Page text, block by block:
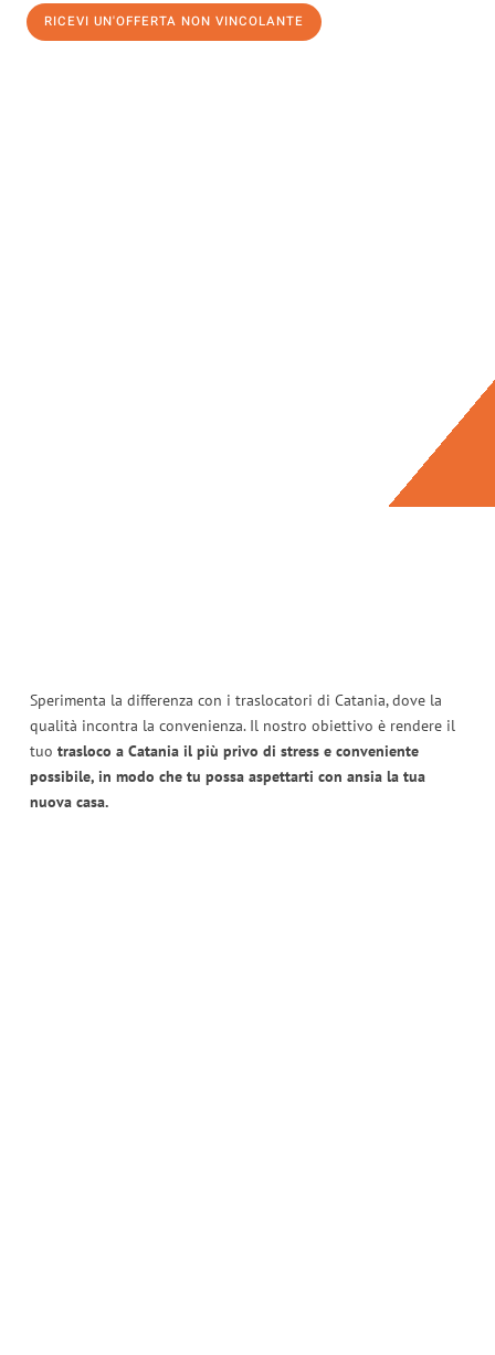
RICEVI UN'OFFERTA NON VINCOLANTE
Sperimenta la differenza con i traslocatori di Catania, dove la
qualità incontra la convenienza. Il nostro obiettivo è rendere il
tuo trasloco a Catania il più privo di stress e conveniente
possibile, in modo che tu possa aspettarti con ansia la tua
nuova casa.